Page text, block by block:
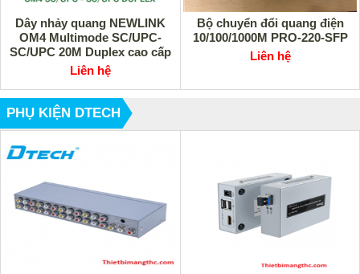
Dây nhảy quang NEWLINK
OM4 Multimode SC/UPC-
SC/UPC 20M Duplex cao cấp
Liên hệ
Bộ chuyển đổi quang điện
10/100/1000M PRO-220-SFP
Liên hệ
PHỤ KIỆN DTECH